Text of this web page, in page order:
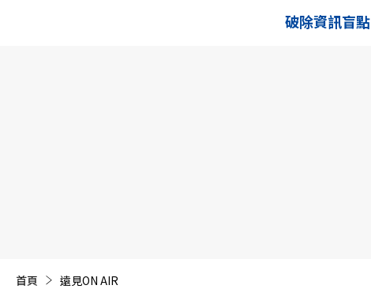
破除資訊盲點
首頁 遠見ON AIR